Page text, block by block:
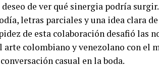
de ver qué sinergia podría
letras parciales y una idea clara
de esta colaboración desafió las
colombiano y venezolano con el
casual en la boda.